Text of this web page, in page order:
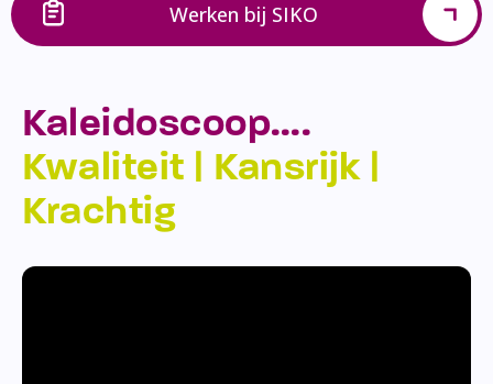
Werken bij SIKO
Kaleidoscoop….
Kwaliteit | Kansrijk |
Krachtig